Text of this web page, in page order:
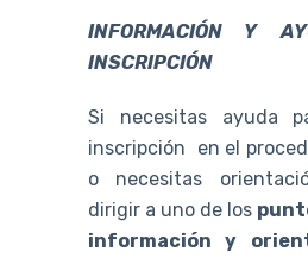
INFORMACIÓN Y
INSCRIPCIÓN
Si necesitas ayuda
inscripción en el
o necesitas
dirigir a uno de los
información y